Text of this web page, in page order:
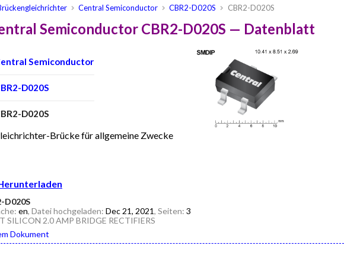
Central Semiconductor CBR2-D020S CBR2-D020S
Semiconductor CBR2-D020S — Datenblatt
Semiconductor
D020S
D020S
Brücke für allgemeine Zwecke
D020S
en, Datei hochgeladen: Dec 21, 2021, Seiten: 3
SILICON 2.0 AMP BRIDGE RECTIFIERS
Dokument